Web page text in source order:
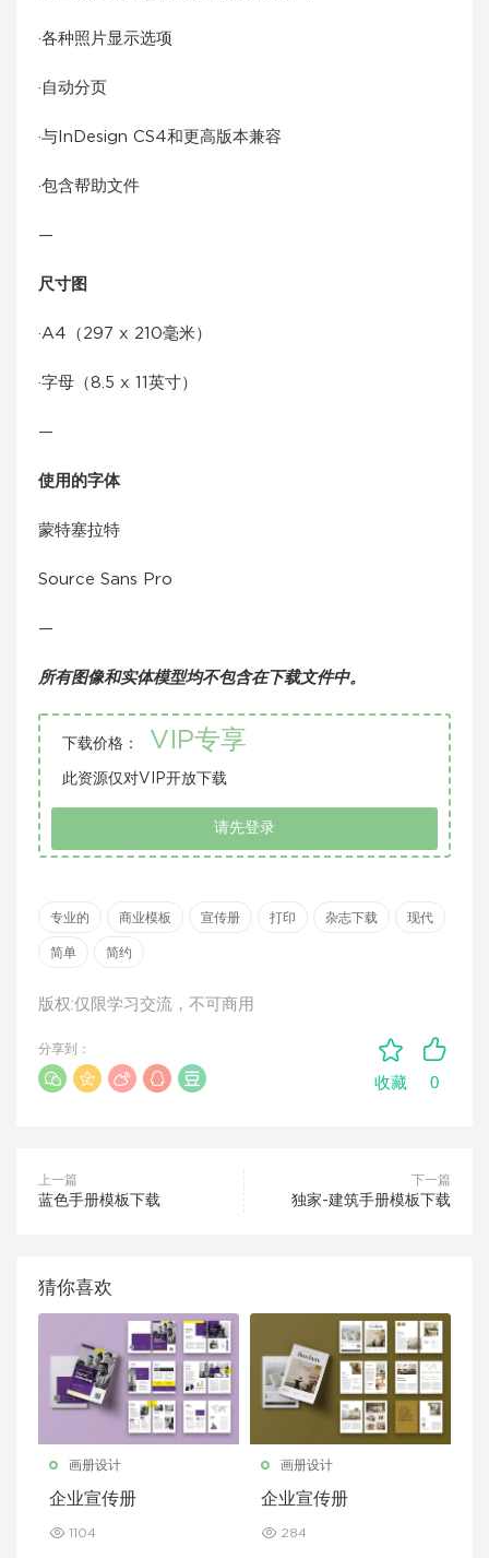
·各种照片显示选项
·自动分页
·与InDesign CS4和更高版本兼容
·包含帮助文件
—
尺寸图
·A4（297 x 210毫米）
·字母（8.5 x 11英寸）
—
使用的字体
蒙特塞拉特
Source Sans Pro
—
所有图像和实体模型均不包含在下载文件中。
下载价格： VIP专享
此资源仅对VIP开放下载
请先登录
专业的 商业模板 宣传册 打印 杂志下载 现代
简单 简约
版权:仅限学习交流，不可商用
收藏 0
分享到：
上一篇
蓝色手册模板下载
下一篇
独家-建筑手册模板下载
猜你喜欢
画册设计
企业宣传册
1104
画册设计
企业宣传册
284